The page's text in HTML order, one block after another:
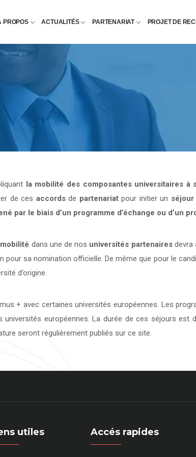
PROPOS ACTUALITÉS PARTENARIAT PROJET DE
la mobilité des composantes universitaires
de ces accordsde partenariatpour initier un
par le biais d’un programme d’échange ou d’un
mobilité dans une de nos universités partenairesdevra
sa nomination officielle. De même que pour le
d’origine.
+ avec certaines universités européennes. Les
européennes. La durée de ces séjours
seront régulièrement publiés sur ce site.
utiles Accés rapides